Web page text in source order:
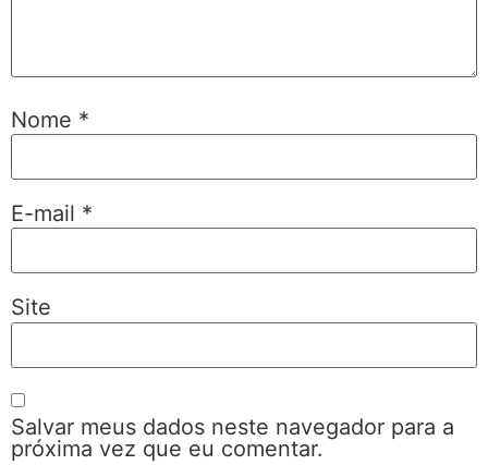
Nome *
E-mail *
Site
Salvar meus dados neste navegador para a
próxima vez que eu comentar.